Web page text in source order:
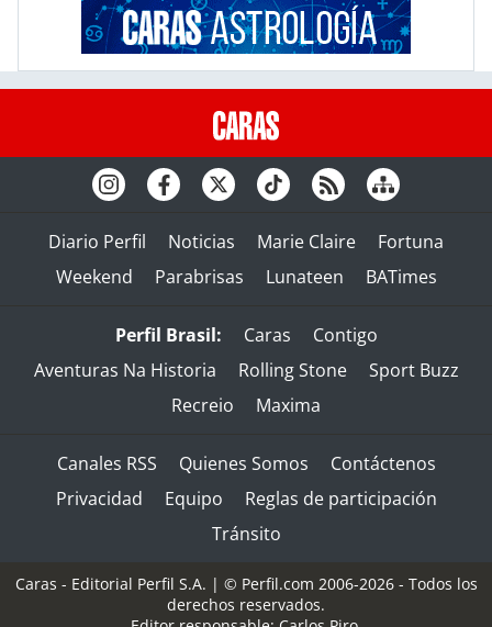
Diario Perfil Noticias Marie Claire
Fortuna
Weekend
Parabrisas Lunateen BATimes
Perfil Brasil: Caras
Contigo
Aventuras Na Historia
Rolling Stone
Sport Buzz
Recreio
Maxima
Canales RSS Quienes Somos
Contáctenos
Privacidad
Equipo
Reglas de participación
Tránsito
Caras - Editorial Perfil S.A. | © Perfil.com 2006-2026 - Todos los
derechos reservados.